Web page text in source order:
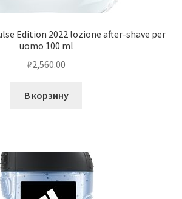
Edition 2022 lozione after-shave per
uomo 100 ml
₽2,560.00
В корзину